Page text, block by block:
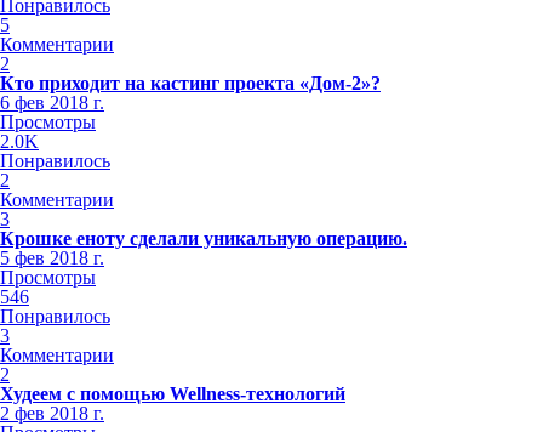
Понравилось
5
Комментарии
2
Кто приходит на кастинг проекта «Дом-2»?
6 фев 2018 г.
Просмотры
2.0K
Понравилось
2
Комментарии
3
Крошке еноту сделали уникальную операцию.
5 фев 2018 г.
Просмотры
546
Понравилось
3
Комментарии
2
Худеем с помощью Wellness-технологий
2 фев 2018 г.